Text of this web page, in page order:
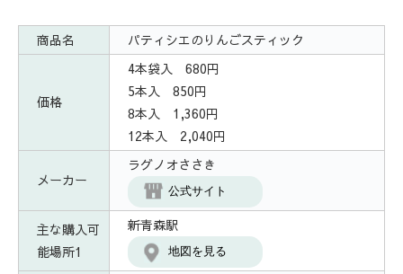
商品名 パティシエのりんごスティック
価格
4本袋入 680円
5本入 850円
8本入 1,360円
12本入 2,040円
メーカー
ラグノオささき
公式サイト
主な購入可
能場所1
新青森駅
地図を見る